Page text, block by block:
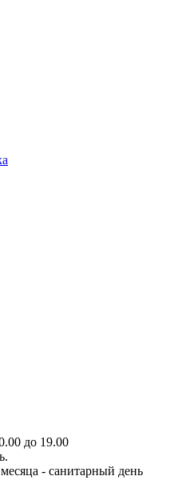
до 19.00
- санитарный день